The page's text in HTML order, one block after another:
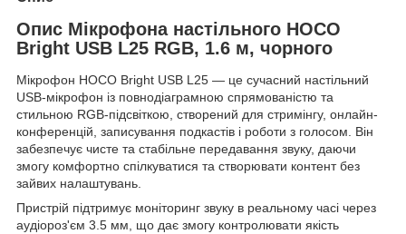
Опис Мікрофона настільного HOCO
Bright USB L25 RGB, 1.6 м, чорного
Мікрофон HOCO Bright USB L25 — це сучасний настільний
USB-мікрофон із повнодіаграмною спрямованістю та
стильною RGB-підсвіткою, створений для стримінгу, онлайн-
конференцій, записування подкастів і роботи з голосом. Він
забезпечує чисте та стабільне передавання звуку, даючи
змогу комфортно спілкуватися та створювати контент без
зайвих налаштувань.
Пристрій підтримує моніторинг звуку в реальному часі через
аудіороз'єм 3.5 мм, що дає змогу контролювати якість